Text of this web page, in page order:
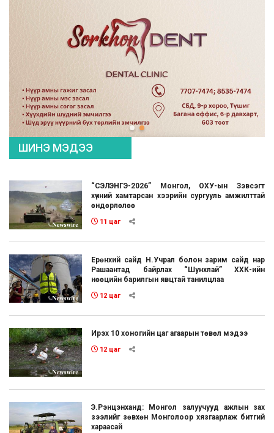
ШИНЭ МЭДЭЭ
“СЭЛЭНГЭ-2026” Монгол, ОХУ-ын Зэвсэгт
хүчний хамтарсан хээрийн сургууль амжилттай
өндөрлөлөө
11 цаг
Ерөнхий сайд Н.Учрал болон зарим сайд нар
Рашаантад байрлах “Шунхлай” ХХК-ийн
нөөцийн барилгын явцтай танилцлаа
12 цаг
Ирэх 10 хоногийн цаг агаарын төвөл мэдээ
12 цаг
Э.Рэнцэнханд: Монгол залуучууд ажлын зах
зээлийг зөвхөн Монголоор хязгаарлаж битгий
хараасай